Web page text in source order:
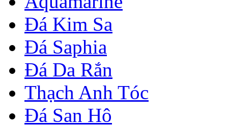
Đá Kim Sa
Đá Saphia
Đá Da Rắn
Thạch Anh Tóc
Đá San Hô